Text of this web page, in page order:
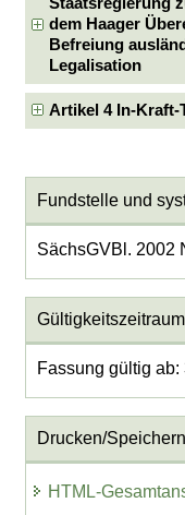
dem Haager
Befreiung
Legalisation
Artikel 4 In-Kraft-
Fundstelle und
SächsGVBl. 2002
Gültigkeitszeitraum
Fassung gültig ab:
Drucken/Speichern
HTML-